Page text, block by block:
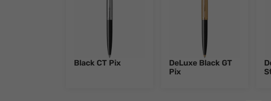
Black CT Pix
DeLuxe Black GT
Pix